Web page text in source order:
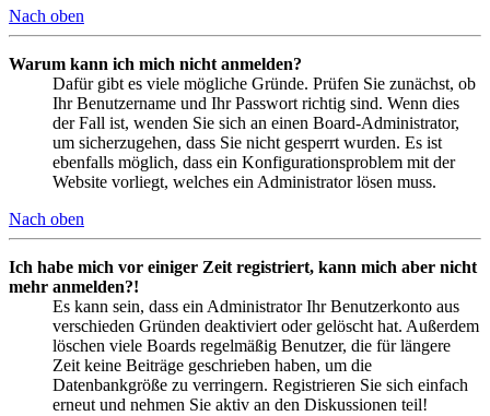
Nach oben
Warum kann ich mich nicht anmelden?
Dafür gibt es viele mögliche Gründe. Prüfen Sie zunächst, ob
Ihr Benutzername und Ihr Passwort richtig sind. Wenn dies
der Fall ist, wenden Sie sich an einen Board-Administrator,
um sicherzugehen, dass Sie nicht gesperrt wurden. Es ist
ebenfalls möglich, dass ein Konfigurationsproblem mit der
Website vorliegt, welches ein Administrator lösen muss.
Nach oben
Ich habe mich vor einiger Zeit registriert, kann mich aber nicht
mehr anmelden?!
Es kann sein, dass ein Administrator Ihr Benutzerkonto aus
verschieden Gründen deaktiviert oder gelöscht hat. Außerdem
löschen viele Boards regelmäßig Benutzer, die für längere
Zeit keine Beiträge geschrieben haben, um die
Datenbankgröße zu verringern. Registrieren Sie sich einfach
erneut und nehmen Sie aktiv an den Diskussionen teil!